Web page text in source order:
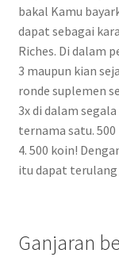
bakal Kamu
dapat sebagai
Riches. Di dalam
3 maupun kian
ronde suplemen
3x di dalam
ternama satu.
4. 500 koin!
itu dapat terulang
Ganjaran